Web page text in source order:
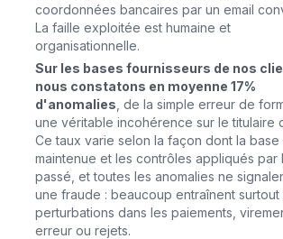
coordonnées bancaires par un email
La faille exploitée est humaine et
organisationnelle.
Sur les bases fournisseurs de nos
nous constatons en moyenne 17%
d'anomalies , de la simple erreur de
une véritable incohérence sur le titulaire
Ce taux varie selon la façon dont la base
maintenue et les contrôles appliqués par
passé, et toutes les anomalies ne
une fraude : beaucoup entraînent surtout
perturbations dans les paiements,
erreur ou rejets.